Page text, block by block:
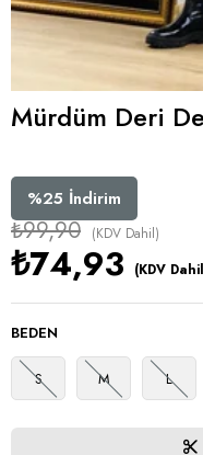
Mürdüm Deri
%25 İndirim
₺99,90 (KDV Dahil)
₺74,93 (KDV
BEDEN
S M L